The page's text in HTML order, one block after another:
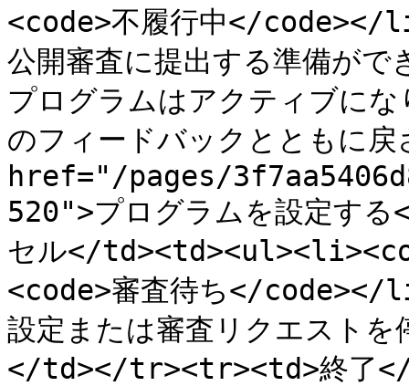
<code>不履行中</
公開審査に提出する準備がで
プログラムはアクティブに
のフィードバックとともに
href="/pages/
520">プログラムを設定
セル</
<code>審査待ち</
設定または審査リクエスト
</td></tr><tr><td>終了